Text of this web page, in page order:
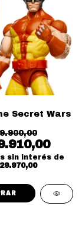
Secret Wars
sin interés de